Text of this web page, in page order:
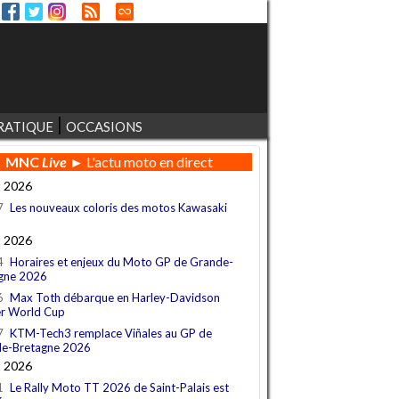
OCCASIONS
MNCLive► L'actu moto en direct
2026
Les nouveaux coloris des motos Kawasaki
2026
Horaires et enjeux du Moto GP de Grande-
2026
Max Toth débarque en Harley-Davidson
World Cup
KTM-Tech3 remplace Viñales au GP de
Bretagne 2026
2026
Le Rally Moto TT 2026 de Saint-Palais est